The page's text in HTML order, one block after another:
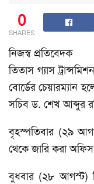
0
SHARES
নিজস্ব প্রতিবেদক
তিতাস গ্যাস
বোর্ডের চেয়ারম্যান
সচিব ড. শেখ আব্দুর
বৃহস্পতিবার (২৯
থেকে জারি করা
বুধবার (২৮ আগস্ট)